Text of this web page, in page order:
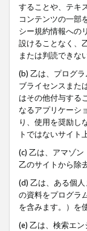
することや、テキ
コンテンツの一部
シー規約情報への
設けることなく、
または判読できな
(b) 乙は、プログ
ブライセンスまた
はその他付与する
なるアプリケーシ
り、使用を奨励し
トではないサイト
(c) 乙は、アマゾ
乙のサイトから除
(d) 乙は、ある個
の資料をプログラ
を含みます。）を
(e) 乙は、検索エ